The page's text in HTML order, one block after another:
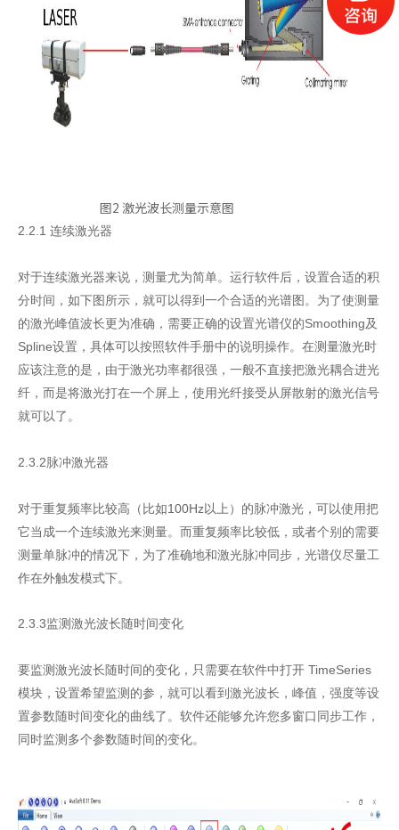
图2 激光波长测量示意图
2.2.1 连续激光器
对于连续激光器来说，测量尤为简单。运行软件后，设置合适的积
分时间，如下图所示，就可以得到一个合适的光谱图。为了使测量
的激光峰值波长更为准确，需要正确的设置光谱仪的Smoothing及
Spline设置，具体可以按照软件手册中的说明操作。在测量激光时
应该注意的是，由于激光功率都很强，一般不直接把激光耦合进光
纤，而是将激光打在一个屏上，使用光纤接受从屏散射的激光信号
就可以了。
2.3.2脉冲激光器
对于重复频率比较高（比如100Hz以上）的脉冲激光，可以使用把
它当成一个连续激光来测量。而重复频率比较低，或者个别的需要
测量单脉冲的情况下，为了准确地和激光脉冲同步，光谱仪尽量工
作在外触发模式下。
2.3.3监测激光波长随时间变化
要监测激光波长随时间的变化，只需要在软件中打开 TimeSeries
模块，设置希望监测的参，就可以看到激光波长，峰值，强度等设
置参数随时间变化的曲线了。软件还能够允许您多窗口同步工作，
同时监测多个参数随时间的变化。